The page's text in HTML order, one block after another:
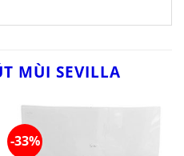
MÙI SEVILLA
-33%